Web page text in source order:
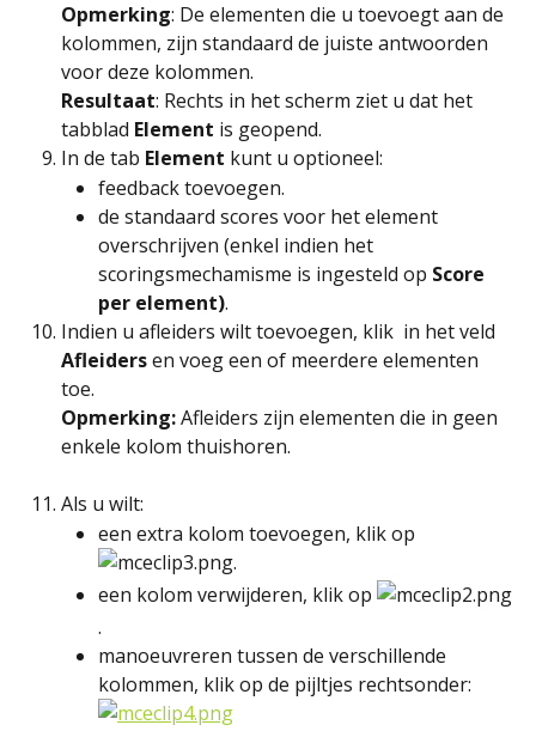
Opmerking: De elementen die u toevoegt aan de
kolommen, zijn standaard de juiste antwoorden
voor deze kolommen.
Resultaat: Rechts in het scherm ziet u dat het
tabblad Element is geopend.
In de tab Element kunt u optioneel:
feedback toevoegen.
de standaard scores voor het element
overschrijven (enkel indien het
scoringsmechamisme is ingesteld op Score
per element).
Indien u afleiders wilt toevoegen, klik in het veld
Afleiders en voeg een of meerdere elementen
toe.
Opmerking: Afleiders zijn elementen die in geen
enkele kolom thuishoren.
Als u wilt:
een extra kolom toevoegen, klik op
.
een kolom verwijderen, klik op
.
manoeuvreren tussen de verschillende
kolommen, klik op de pijltjes rechtsonder: